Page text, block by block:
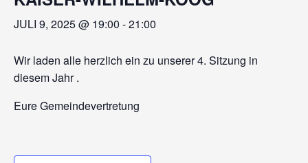
JULI 9, 2025 @ 19:00 -21:00
Wir laden alle herzlich ein zu unserer 4. Sitzung in
diesem Jahr .
Eure Gemeindevertretung